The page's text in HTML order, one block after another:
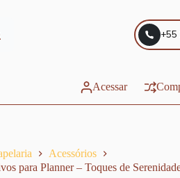
+55
Acessar
Acessórios
para Planner – Toques de